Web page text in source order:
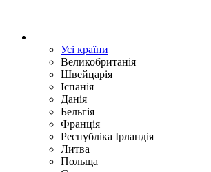
Усі країни
Великобританія
Швейцарія
Іспанія
Данія
Бельгія
Франція
Республіка Ірландія
Литва
Польща